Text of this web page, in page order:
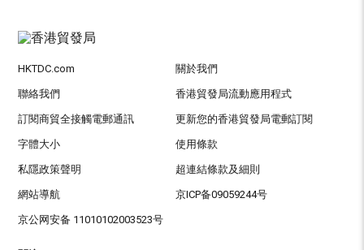
HKTDC.com 關於我們
聯絡我們 香港貿發局流動應用程式
訂閱商貿全接觸電郵通訊 更新您的香港貿發局電郵訂閱
字體大小 使用條款
私隱政策聲明 超連結條款及細則
網站導航 京ICP备09059244号
京公网安备 11010102003523号